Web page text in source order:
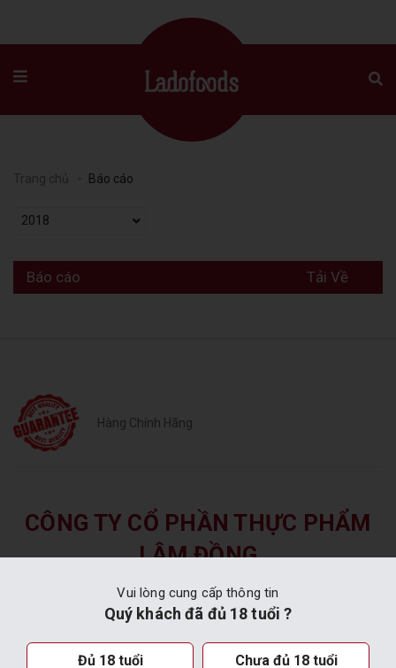
Trang chủ Báo cáo
2018
Báo cáo Tải Về
Hàng Chính Hãng
CÔNG TY CỔ PHẦN THỰC PHẨM
LÂM ĐỒNG
VĂN PHÒNG TẠI TP. ĐÀ LẠT
Vui lòng cung cấp thông tin
Quý khách đã đủ 18 tuổi ?
Đủ 18 tuổi Chưa đủ 18 tuổi